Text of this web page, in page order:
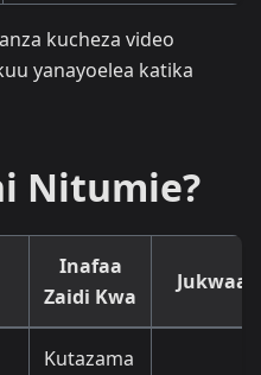
kucheza video
yanayoelea katika
Nitumie?
Inafaa
Zaidi Kwa
Jukwaa
Kutazama